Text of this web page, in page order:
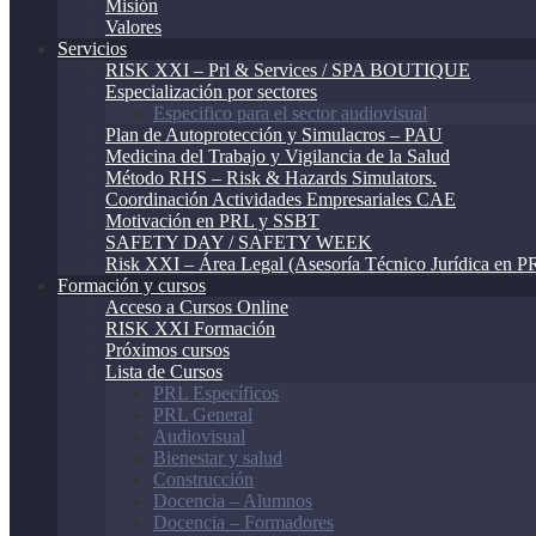
Misión
Valores
Servicios
RISK XXI – Prl & Services / SPA BOUTIQUE
Especialización por sectores
Especifico para el sector audiovisual
Plan de Autoprotección y Simulacros – PAU
Medicina del Trabajo y Vigilancia de la Salud
Método RHS – Risk & Hazards Simulators.
Coordinación Actividades Empresariales CAE
Motivación en PRL y SSBT
SAFETY DAY / SAFETY WEEK
Risk XXI – Área Legal (Asesoría Técnico Jurídica en
Formación y cursos
Acceso a Cursos Online
RISK XXI Formación
Próximos cursos
Lista de Cursos
PRL Específicos
PRL General
Audiovisual
Bienestar y salud
Construcción
Docencia – Alumnos
Docencia – Formadores